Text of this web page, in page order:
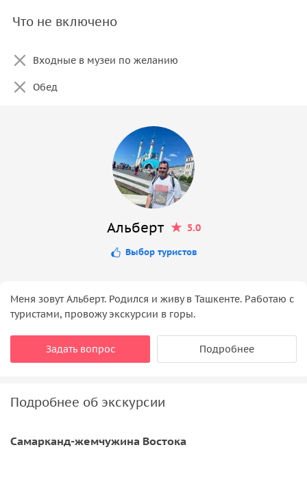
Что не включено
Входные в музеи по желанию
Обед
Альберт 5.0
Выбор туристов
Меня зовут Альберт. Родился и живу в Ташкенте. Работаю с
туристами, провожу экскурсии в горы.
Задать вопрос Подробнее
Подробнее об экскурсии
Самарканд-жемчужина Востока